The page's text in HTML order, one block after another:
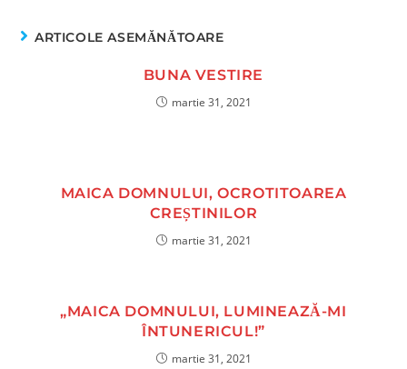
ARTICOLE ASEMĂNĂTOARE
BUNA VESTIRE
martie 31, 2021
MAICA DOMNULUI, OCROTITOAREA
CREȘTINILOR
martie 31, 2021
„MAICA DOMNULUI, LUMINEAZĂ-MI
ÎNTUNERICUL!”
martie 31, 2021